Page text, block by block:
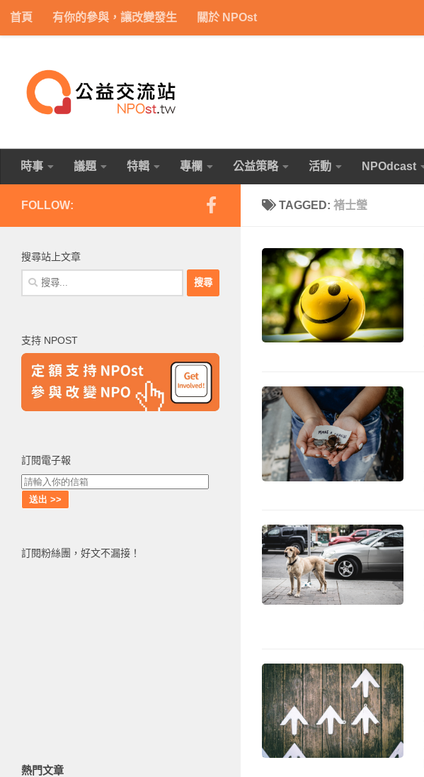
Skip to content
首頁 有你的參與，讓改變發生 關於 NPOst
時事 議題 特輯 專欄 公益策略 活動 NPOdcast
TAGGED: 褚士瑩
FOLLOW:
搜尋站上文章
搜
尋
字:
支持 NPOST
訂閱電子報
訂閱粉絲團，好文不漏接！
熱門文章